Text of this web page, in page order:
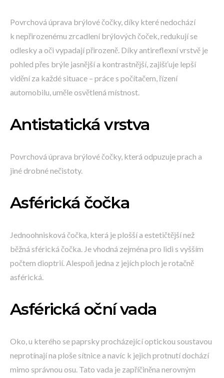
Povrchová úprava brýlové čočky, díky které nedochází
k nepřirozenému zrcadlení brýlových čoček, redukují se
odlesky a oči vypadají přirozeně. Díky antireflexní vrstvě je
pohled přes brýle jasnější a kontrastnější, zajišťuje lepší
vidění za každé situace – práce s počítačem, řízení
automobilu, uměle osvětlená místnost.
Antistatická vrstva
Povrchová úprava brýlové čočky, která odpuzuje prach a
jiné drobné nečistoty.
Asférická čočka
Jednoohnisková čočka, která je plošší a estetičtější než
běžná sférická čočka. Je vhodná zejména pro lidi s vyšším
počtem dioptrií. Alespoň jedna z jejích ploch je rotačně
asférická.
Asférická oční vada
Oko, u kterého se paprsky procházející optickou soustavou
neprotínají na ploše sítnice a navíc k jejich protnutí dochází
mimo správnou osu. Tato vada je zapříčiněna nerovným